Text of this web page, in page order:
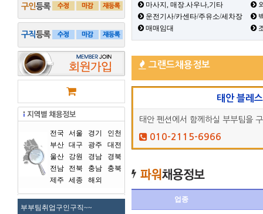
전국 서울 경기
인천
부산 대구 광주
대전
울산
강원 경남
경북
전남
전북 충남
충북
제주
세종 해외
부부팀취업구인구직~~
마사지, 매장.사우나,기타
운전기사/카센타/주유소/세차장
매매임대
그랜드채용정보
태안 블레
태안 펜션에서 함께하실 부부팀을
010-2115-6966
업종